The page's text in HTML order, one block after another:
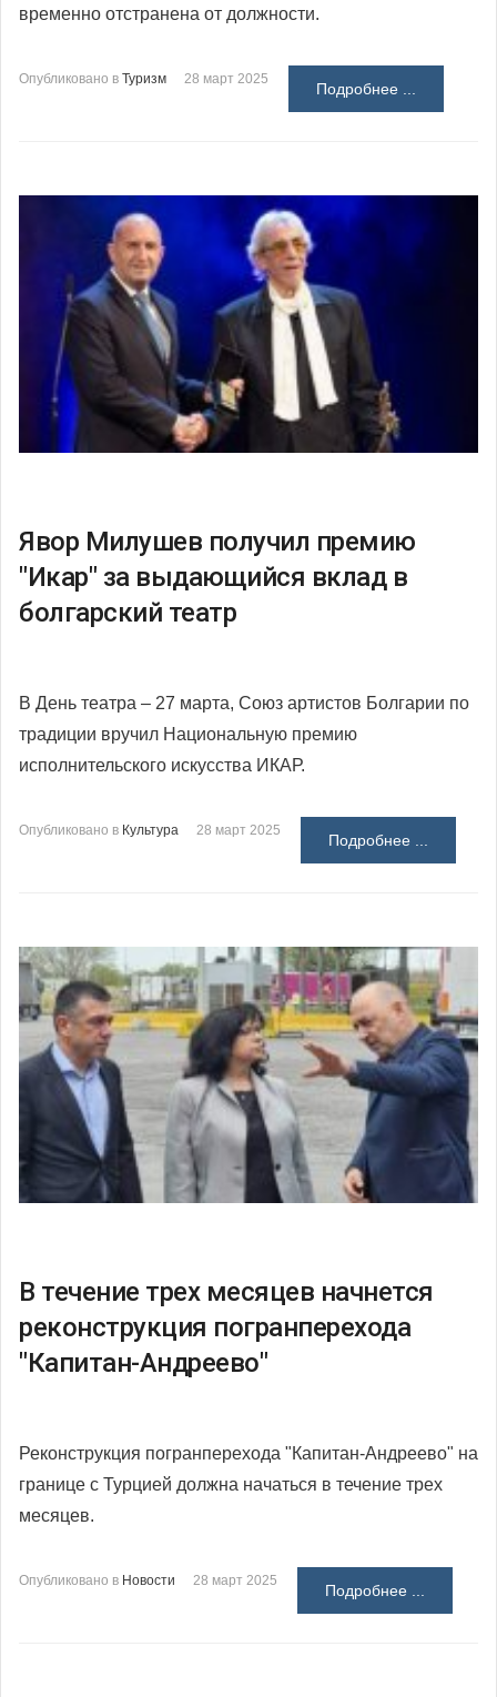
временно отстранена от должности.
Опубликовано в Туризм 28 март 2025
Подробнее ...
Явор Милушев получил премию
"Икар" за выдающийся вклад в
болгарский театр
В День театра – 27 марта, Союз артистов Болгарии по
традиции вручил Национальную премию
исполнительского искусства ИКАР.
Опубликовано в Культура 28 март 2025
Подробнее ...
В течение трех месяцев начнется
реконструкция погранперехода
"Капитан-Андреево"
Реконструкция погранперехода "Капитан-Андреево" на
границе с Турцией должна начаться в течение трех
месяцев.
Опубликовано в Новости 28 март 2025
Подробнее ...